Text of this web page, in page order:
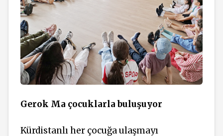
Gerok Ma çocuklarla buluşuyor
Kürdistanlı her çocuğa ulaşmayı